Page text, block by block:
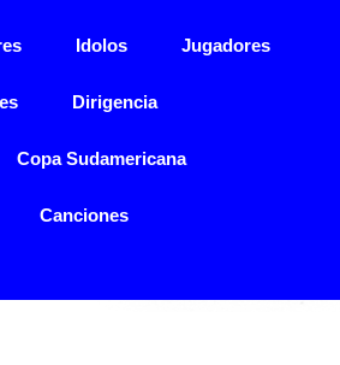
Idolos Jugadores
Dirigencia
Copa Sudamericana
Canciones